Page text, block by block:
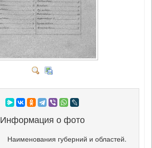
Информация о фото
Наименования губерний и областей.